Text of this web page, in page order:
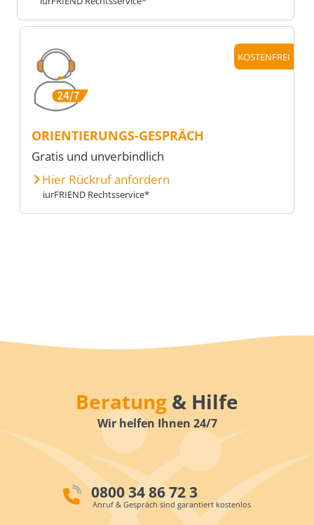
KOSTENFREI
ORIENTIERUNGS-GESPRÄCH
Gratis und unverbindlich
Hier Rückruf anfordern
iurFRIEND Rechtsservice*
Beratung & Hilfe
Wir helfen Ihnen 24/7
0800 34 86 72 3
Anruf & Gespräch sind garantiert kostenlos